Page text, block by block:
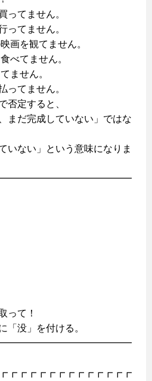
ってません。
ってません。
画を観てません。
べてません。
ません。
ってません。
否定すると、
まだ完成していない」ではな
いない」という意味になりま
って！
「没」を付ける。